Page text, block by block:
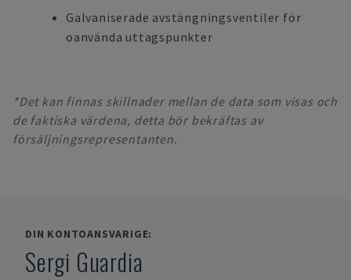
Galvaniserade avstängningsventiler för
oanvända uttagspunkter
*Det kan finnas skillnader mellan de data som visas och
de faktiska värdena, detta bör bekräftas av
försäljningsrepresentanten.
DIN KONTOANSVARIGE:
Sergi Guardia